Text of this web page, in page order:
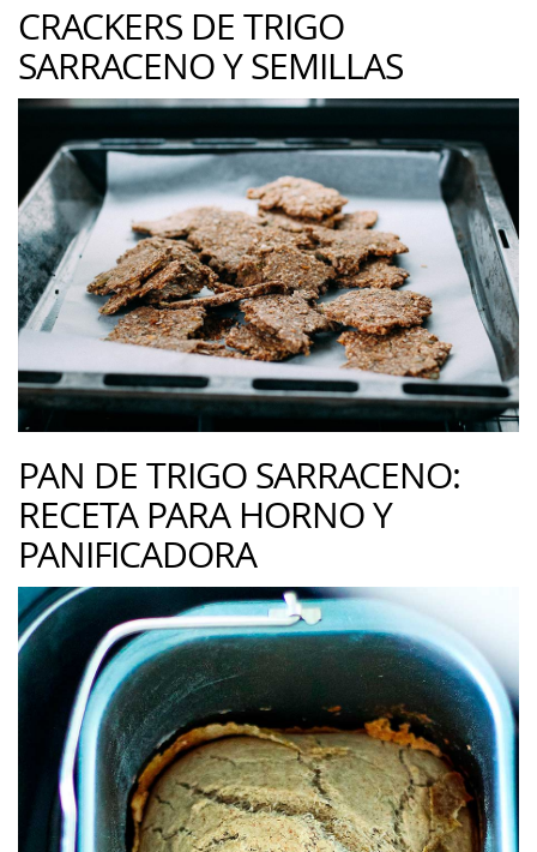
CRACKERS DE TRIGO
SARRACENO Y SEMILLAS
PAN DE TRIGO SARRACENO:
RECETA PARA HORNO Y
PANIFICADORA